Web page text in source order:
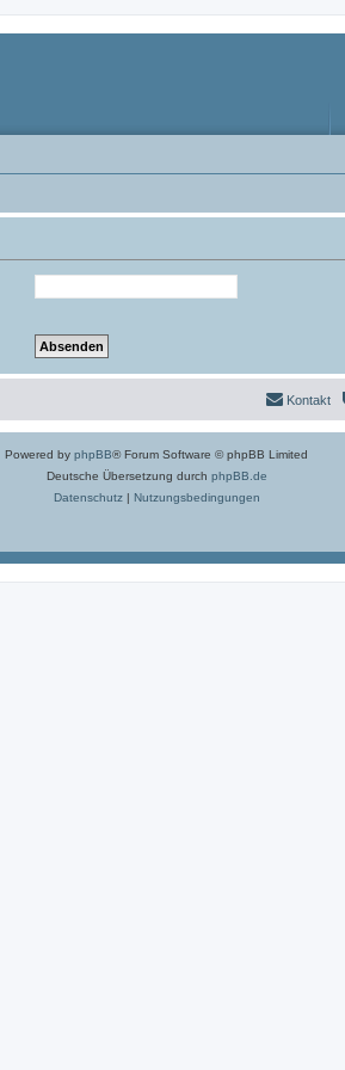
Kontakt
Powered by phpBB® Forum Software © phpBB Limited
Deutsche Übersetzung durch phpBB.de
Datenschutz| Nutzungsbedingungen